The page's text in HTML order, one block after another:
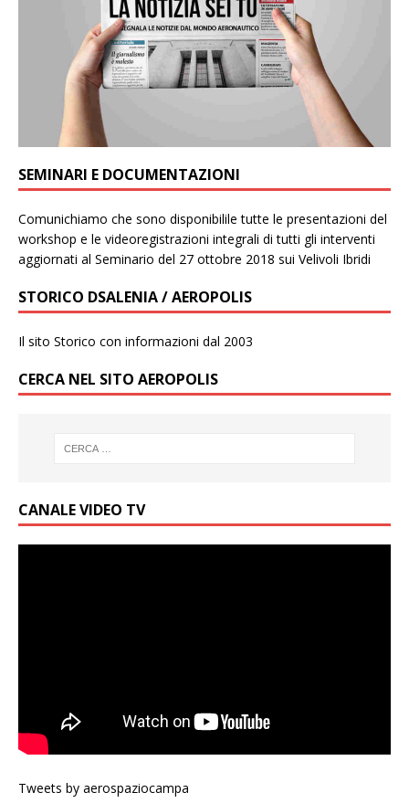
SEMINARI E DOCUMENTAZIONI
Comunichiamo che sono disponibilile tutte le presentazioni del
workshop e le videoregistrazioni integrali di tutti gli interventi
aggiornati al Seminario del 27 ottobre 2018 sui Velivoli Ibridi
STORICO DSALENIA / AEROPOLIS
Il sito Storico con informazioni dal 2003
CERCA NEL SITO AEROPOLIS
CANALE VIDEO TV
Tweets by aerospaziocampa